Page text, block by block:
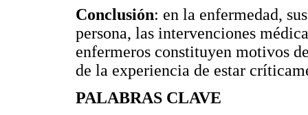
Conclusión: en la enfermedad,
persona, las intervenciones
enfermeros constituyen motivos
de la experiencia de estar
PALABRAS CLAVE